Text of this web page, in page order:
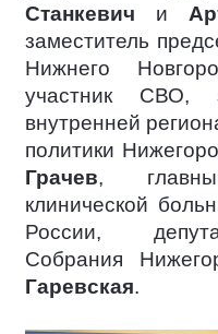
Станкевич и
заместитель
Нижнего
участник СВО,
внутренней
политики
Грачев,
клинической
России,
Собрания
Гаревская.